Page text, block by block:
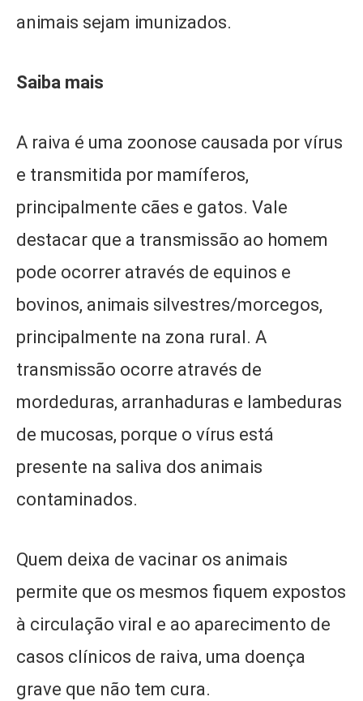
animais sejam imunizados.
Saiba mais
A raiva é uma zoonose causada por vírus
e transmitida por mamíferos,
principalmente cães e gatos. Vale
destacar que a transmissão ao homem
pode ocorrer através de equinos e
bovinos, animais silvestres/morcegos,
principalmente na zona rural. A
transmissão ocorre através de
mordeduras, arranhaduras e lambeduras
de mucosas, porque o vírus está
presente na saliva dos animais
contaminados.
Quem deixa de vacinar os animais
permite que os mesmos fiquem expostos
à circulação viral e ao aparecimento de
casos clínicos de raiva, uma doença
grave que não tem cura.